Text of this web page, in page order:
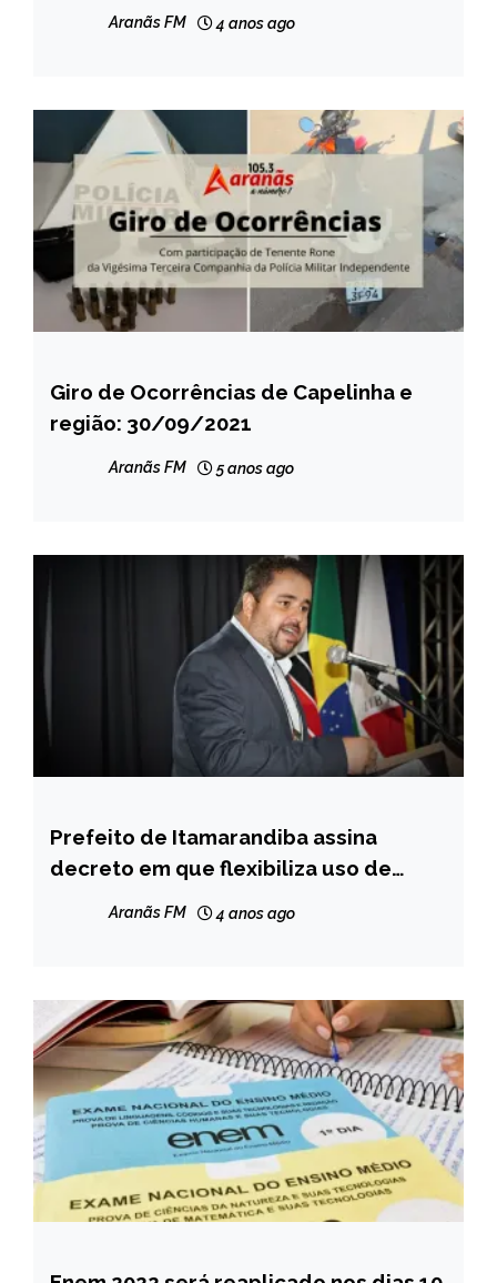
Aranãs FM 4 anos ago
CAPELINHA
MINAS
Giro de Ocorrências de Capelinha e
região: 30/09/2021
Aranãs FM 5 anos ago
NOTÍCIAS
Prefeito de Itamarandiba assina
decreto em que flexibiliza uso de
Aranãs FM 4 anos ago